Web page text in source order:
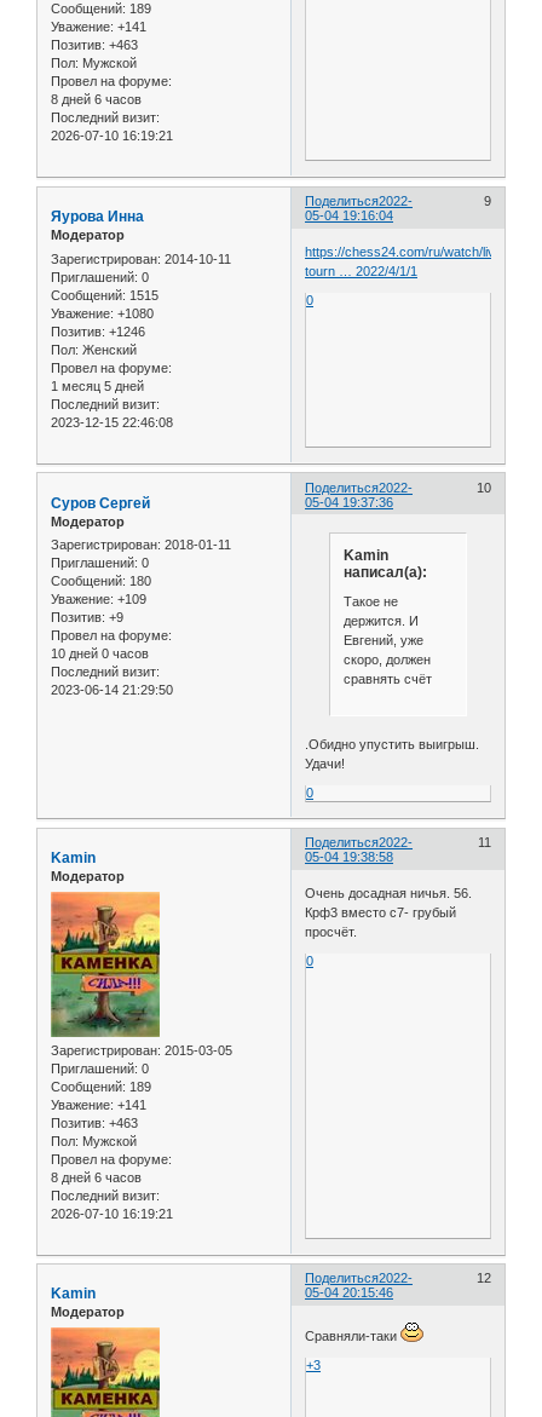
Сообщений: 189
Уважение: +141
Позитив: +463
Пол: Мужской
Провел на форуме:
8 дней 6 часов
Последний визит:
2026-07-10 16:19:21
Поделиться 9
2022-
05-04 19:16:04
Яурова Инна
Модератор
Зарегистрирован: 2014-10-11
Приглашений: 0
Сообщений: 1515
Уважение: +1080
Позитив: +1246
Пол: Женский
Провел на форуме:
1 месяц 5 дней
Последний визит:
2023-12-15 22:46:08
https://chess24.com/ru/watch/live-
tourn … 2022/4/1/1
0
Поделиться 10
2022-
05-04 19:37:36
Cуров Сергей
Модератор
Зарегистрирован: 2018-01-11
Приглашений: 0
Сообщений: 180
Уважение: +109
Позитив: +9
Провел на форуме:
10 дней 0 часов
Последний визит:
2023-06-14 21:29:50
Kamin
написал(а):
Такое не
держится. И
Евгений, уже
скоро, должен
сравнять счёт
.Обидно упустить выигрыш.
Удачи!
0
Поделиться 11
2022-
05-04 19:38:58
Kamin
Модератор
Зарегистрирован: 2015-03-05
Приглашений: 0
Сообщений: 189
Уважение: +141
Позитив: +463
Пол: Мужской
Провел на форуме:
8 дней 6 часов
Последний визит:
2026-07-10 16:19:21
Очень досадная ничья. 56.
Крф3 вместо с7- грубый
просчёт.
0
Поделиться 12
2022-
05-04 20:15:46
Kamin
Модератор
Сравняли-таки
+3